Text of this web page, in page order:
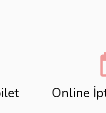
Online